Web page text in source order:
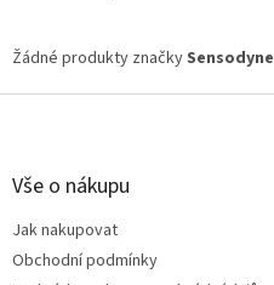
Žádné produkty značkySensodyne
Z
Vše o nákupu
Jak nakupovat
Obchodní podmínky